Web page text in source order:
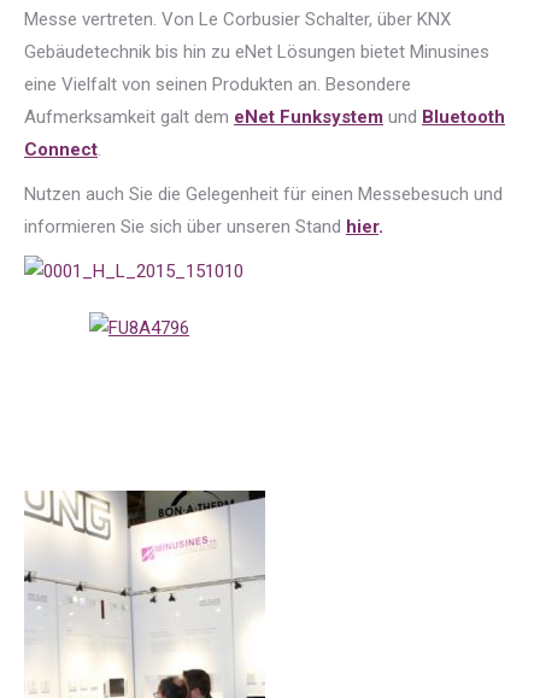
Messe vertreten. Von Le Corbusier Schalter, über KNX
Gebäudetechnik bis hin zu eNet Lösungen bietet Minusines
eine Vielfalt von seinen Produkten an. Besondere
Aufmerksamkeit galt dem eNet Funksystem und Bluetooth
Connect.
Nutzen auch Sie die Gelegenheit für einen Messebesuch und
informieren Sie sich über unseren Stand hier.